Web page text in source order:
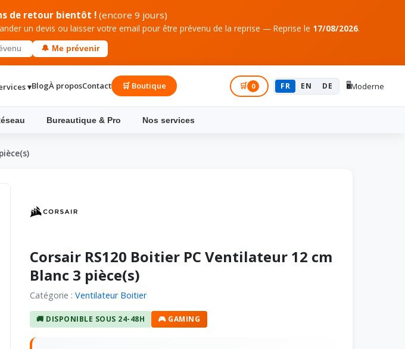
de retour bientôt ! (encore 9 jours)
un devis ou laisser votre email pour être prévenu de la reprise — Reprise le 17/08/2026.
🔔 Me prévenir
▾BlogÀ proposContact 🛒 Boutique 🛒 0 FR EN DE 🖥️Moderne
Bureautique & Pro Nos services
Corsair RS120 Boitier PC Ventilateur 12 cm
Blanc 3 pièce(s)
Catégorie : Ventilateur Boitier
🚚 DISPONIBLE SOUS 24-48H 🎮 GAMING